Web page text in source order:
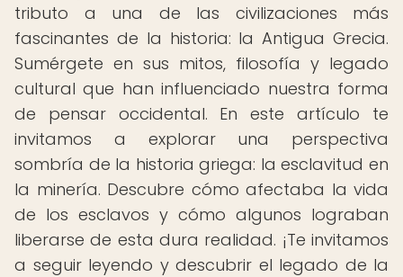
tributo a una de las civilizaciones más
fascinantes de la historia: la Antigua Grecia.
Sumérgete en sus mitos, filosofía y legado
cultural que han influenciado nuestra forma
de pensar occidental. En este artículo te
invitamos a explorar una perspectiva
sombría de la historia griega: la esclavitud en
la minería. Descubre cómo afectaba la vida
de los esclavos y cómo algunos lograban
liberarse de esta dura realidad. ¡Te invitamos
a seguir leyendo y descubrir el legado de la